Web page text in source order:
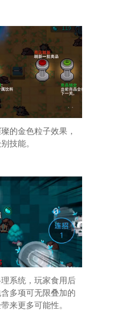
的金色粒子效果，
技能。
系统，玩家食用后
多项可无限叠加的
来更多可能性。